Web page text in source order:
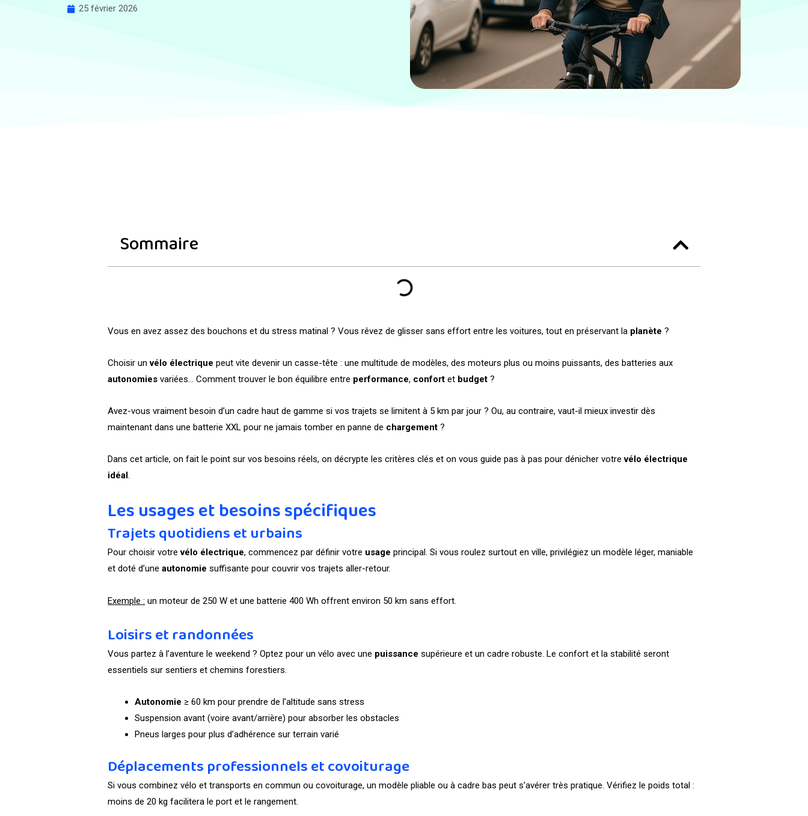
25 février 2026
Sommaire
Vous en avez assez des bouchons et du stress matinal ? Vous rêvez de glisser sans effort entre les voitures, tout en préservant la planète ?
Choisir unvélo électrique peut vite devenir un casse-tête : une multitude de modèles, des moteurs plus ou moins puissants, des batteries aux
autonomies variées… Comment trouver le bon équilibre entre performance, confort et budget ?
Avez-vous vraiment besoin d’un cadre haut de gamme si vos trajets se limitent à 5 km par jour ? Ou, au contraire, vaut-il mieux investir dès
maintenant dans une batterie XXL pour ne jamais tomber en panne de chargement ?
Dans cet article, on fait le point sur vos besoins réels, on décrypte les critères clés et on vous guide pas à pas pour dénicher votrevélo électrique
idéal.
Les usages et besoins spécifiques
Trajets quotidiens et urbains
Pour choisir votrevélo électrique, commencez par définir votre usage principal. Si vous roulez surtout en ville, privilégiez un modèle léger, maniable
et doté d’uneautonomie suffisante pour couvrir vos trajets aller-retour.
Exemple : un moteur de 250 W et une batterie 400 Wh offrent environ 50 km sans effort.
Loisirs et randonnées
Vous partez à l’aventure le weekend ? Optez pour un vélo avec une puissance supérieure et un cadre robuste. Le confort et la stabilité seront
essentiels sur sentiers et chemins forestiers.
Autonomie ≥ 60 km pour prendre de l’altitude sans stress
Suspension avant (voire avant/arrière) pour absorber les obstacles
Pneus larges pour plus d’adhérence sur terrain varié
Déplacements professionnels et covoiturage
Si vous combinez vélo et transports en commun ou covoiturage, un modèle pliable ou à cadre bas peut s’avérer très pratique. Vérifiez le poids total :
moins de 20 kg facilitera le port et le rangement.